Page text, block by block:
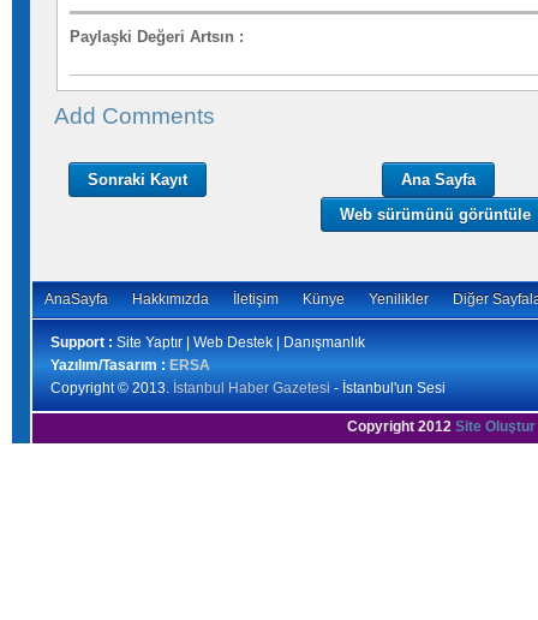
Paylaşki Değeri Artsın :
Add Comments
Sonraki Kayıt
Ana Sayfa
Web sürümünü görüntüle
AnaSayfa Hakkımızda İletişim Künye Yenilikler Diğer
Support : Site Yaptır | Web Destek | Danışmanlık
Yazılım/Tasarım : ERSA
Copyright © 2013. İstanbul Haber Gazetesi - İstanbul'un Sesi
Copyright 2012 Site Oluştur